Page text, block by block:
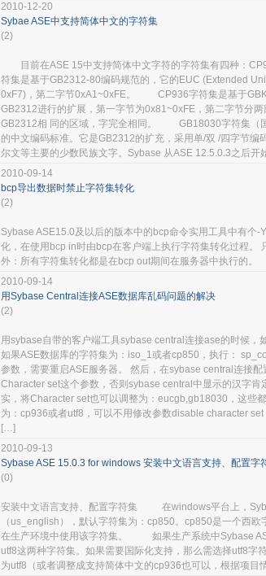
2010-12-20
Sybae ASE中支持简体中文的字符集
(2)
目前在ASE 15中支持简体中文字符的字符集有四种：
符集是基于GB2312-80编码规范的，它的EUC (Extended
0xF7)，第二字节0xA1~0xFE。 CP936字符集是基于GBK
GB2312进行的扩展，第一字节为0x81~0xFE，第二字节分
GB2312相 同的区域，字完全相同。 GB18030字符集（
的中文编码标准。它是GB2312的扩充，采用单/双 /四字节
尔文等主要的少数民族文字。Sybase 从ASE 12.5.0.3之后开
2010-09-14
bcp导出数据时禁止字符集转化
(2)
Sybase ASE15.0及以后的版本中的bcp命令实用工具中有个
化，在使用bcp in时由bcp在客户端上执行字符集转化过程
外：所有字符集转化都是在bcp out期间在服务器中执行的
2010-09-14
用Sybase Central连接ASE数据库乱码问题的解决
(2)
用sybase自带的客户端工具sybase central连接ase的时候，
如果ASE数据库的字符集为：iso_1或者cp850，执行：
参数，需要重启ASE服务器。 然后，在sybase central连接
Character set这个参数，否则sybase central中显示的汉字
实，将Character set也可以调整为：eucgb,gb18030，这些
为：cp936或者utf8，可以不用修改参数disable character
[…]
2010-09-13
Sybase ASE 15.0.3 for windows 安装中文语言支持、配置字
(0)
安装中文语言支持、配置字符集 在windows平台上，
（us_english），默认字符集为：cp850。cp850是一个西
在生产环境中使用该字符集。 如果生产系统中Sybase
utf8这两种字符集。如果需要国际化支持，那么需选择
为utf8（或者调整成支持简体中文的cp936也可以，根据